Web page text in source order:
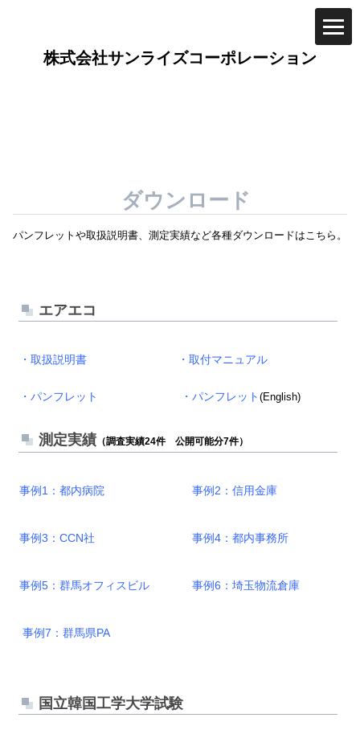
ダウンロード
パンフレットや取扱説明書、測定実績など各種ダウンロードはこちら。
エアエコ
・取扱説明書 ・取付マニュアル
・パンフレット ・パンフレット (English)
測定実績 （調査実績24件 公開可能分7件）
事例1：都内病院 事例2：信用金庫
事例3：CCN社 事例4：都内事務所
事例5：群馬オフィスビル 事例6：埼玉物流倉庫
事例7：群馬県PA
国立韓国工学大学試験